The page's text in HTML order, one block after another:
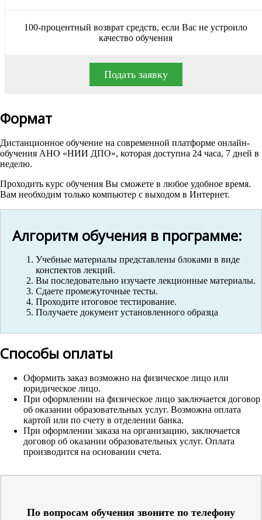
100-процентный возврат средств, если Вас не устроило
качество обучения
Подать заявку
Формат
Дистанционное обучение на современной платформе онлайн-
обучения АНО «НИИ ДПО», которая доступна 24 часа, 7 дней в
неделю.
Проходить курс обучения Вы сможете в любое удобное время.
Вам необходим только компьютер с выходом в Интернет.
Алгоритм обучения в программе:
Учебные материалы представлены блоками в виде
конспектов лекций.
Вы последовательно изучаете лекционные материалы.
Сдаете промежуточные тесты.
Проходите итоговое тестирование.
Получаете документ установленного образца
Способы оплаты
Оформить заказ возможно на физическое лицо или
юридическое лицо.
При оформлении на физическое лицо заключается договор
об оказании образовательных услуг. Возможна оплата
картой или по счету в отделении банка.
При оформлении заказа на организацию, заключается
договор об оказании образовательных услуг. Оплата
производится на основании счета.
По вопросам обучения звоните по телефону